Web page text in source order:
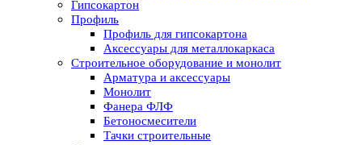
Гипсокартон
Профиль
Профиль для гипсокартона
Аксессуары для металлокаркаса
Строительное оборудование и монолит
Арматура и аксессуары
Монолит
Фанера ФЛФ
Бетоносмесители
Тачки строительные